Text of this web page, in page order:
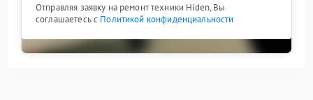
Отправляя заявку на ремонт техники Hiden, Вы
соглашаетесь с Политикой конфиденциальности